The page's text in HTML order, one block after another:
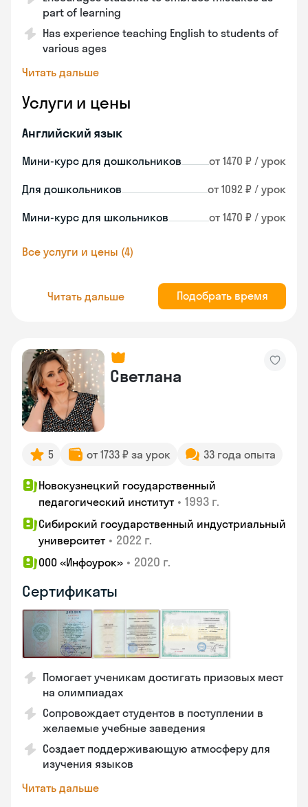
part of learning
Has experience teaching English to students of
various ages
Читать дальше
Услуги и цены
Английский язык
Мини-курс для дошкольников от 1470 ₽ / урок
Для дошкольников от 1092 ₽ / урок
Мини-курс для школьников от 1470 ₽ / урок
Все услуги и цены (4)
Читать дальше Подобрать время
Светлана
5 от 1733 ₽ за урок 33 года опыта
Новокузнецкий государственный
педагогический институт • 1993 г.
Сибирский государственный индустриальный
университет • 2022 г.
ООО «Инфоурок» • 2020 г.
Сертификаты
Помогает ученикам достигать призовых мест
на олимпиадах
Сопровождает студентов в поступлении в
желаемые учебные заведения
Создает поддерживающую атмосферу для
изучения языков
Читать дальше